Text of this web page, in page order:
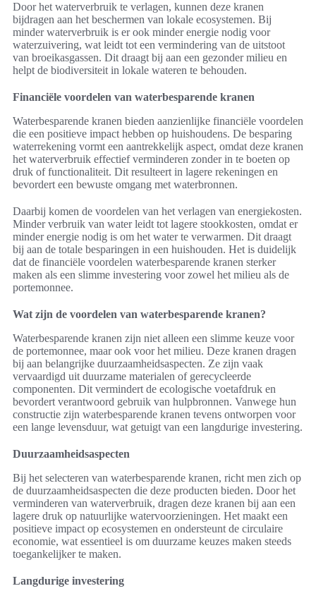
Door het waterverbruik te verlagen, kunnen deze kranen
bijdragen aan het beschermen van lokale ecosystemen. Bij
minder waterverbruik is er ook minder energie nodig voor
waterzuivering, wat leidt tot een vermindering van de uitstoot
van broeikasgassen. Dit draagt bij aan een gezonder milieu en
helpt de biodiversiteit in lokale wateren te behouden.
Financiële voordelen van waterbesparende kranen
Waterbesparende kranen bieden aanzienlijke financiële voordelen
die een positieve impact hebben op huishoudens. De besparing
waterrekening vormt een aantrekkelijk aspect, omdat deze kranen
het waterverbruik effectief verminderen zonder in te boeten op
druk of functionaliteit. Dit resulteert in lagere rekeningen en
bevordert een bewuste omgang met waterbronnen.
Daarbij komen de voordelen van het verlagen van energiekosten.
Minder verbruik van water leidt tot lagere stookkosten, omdat er
minder energie nodig is om het water te verwarmen. Dit draagt
bij aan de totale besparingen in een huishouden. Het is duidelijk
dat de financiële voordelen waterbesparende kranen sterker
maken als een slimme investering voor zowel het milieu als de
portemonnee.
Wat zijn de voordelen van waterbesparende kranen?
Waterbesparende kranen zijn niet alleen een slimme keuze voor
de portemonnee, maar ook voor het milieu. Deze kranen dragen
bij aan belangrijke duurzaamheidsaspecten. Ze zijn vaak
vervaardigd uit duurzame materialen of gerecycleerde
componenten. Dit vermindert de ecologische voetafdruk en
bevordert verantwoord gebruik van hulpbronnen. Vanwege hun
constructie zijn waterbesparende kranen tevens ontworpen voor
een lange levensduur, wat getuigt van een langdurige investering.
Duurzaamheidsaspecten
Bij het selecteren van waterbesparende kranen, richt men zich op
de duurzaamheidsaspecten die deze producten bieden. Door het
verminderen van waterverbruik, dragen deze kranen bij aan een
lagere druk op natuurlijke watervoorzieningen. Het maakt een
positieve impact op ecosystemen en ondersteunt de circulaire
economie, wat essentieel is om duurzame keuzes maken steeds
toegankelijker te maken.
Langdurige investering